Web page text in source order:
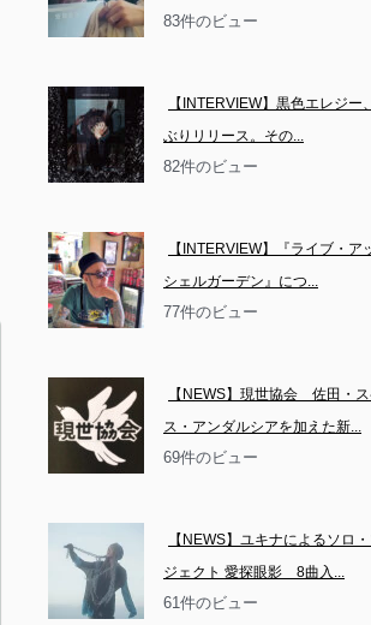
83件のビュー
【INTERVIEW】黒色エレジー
ぶりリリース。その...
82件のビュー
【INTERVIEW】『ライブ・ア
シェルガーデン』につ...
77件のビュー
【NEWS】現世協会　佐田・
ス・アンダルシアを加えた新...
69件のビュー
【NEWS】ユキナによるソロ
ジェクト 愛探眼影　8曲入...
61件のビュー